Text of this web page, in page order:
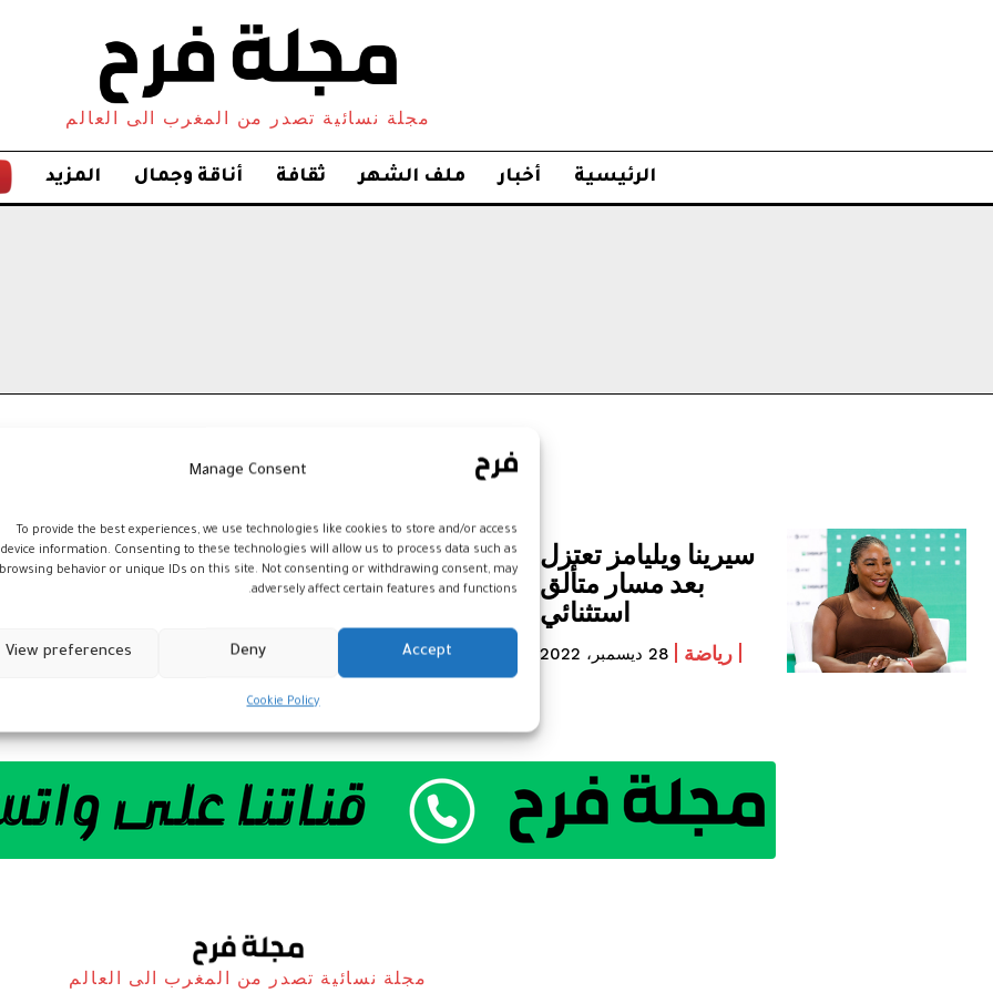
Manage Consent
To provide the best experiences, we use technologies like cookies to store and/or access
device information. Consenting to these technologies will allow us to process data such as
browsing behavior or unique IDs on this site. Not consenting or withdrawing consent, may
adversely affect certain features and functions.
Accept
Deny
View preferences
Cookie Policy
مجلة نسائية تصدر من المغرب الى العالم
الرئيسية أخبار ملف الشهر ثقافة أناقة وجمال المزيد
سيرينا ويليامز تعتزل
بعد مسار متألق
استثنائي
رياضة 28 ديسمبر، 2022
مجلة نسائية تصدر من المغرب الى العالم